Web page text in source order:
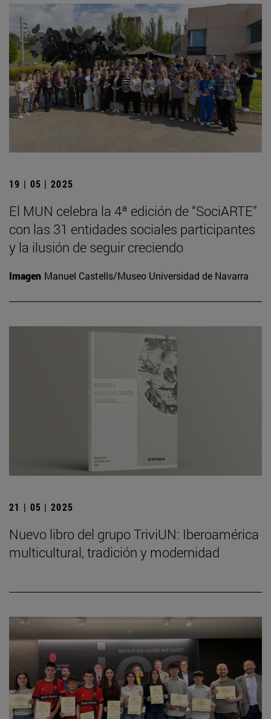
19 | 05 | 2025
El MUN celebra la 4ª edición de “SociARTE”
con las 31 entidades sociales participantes
y la ilusión de seguir creciendo
Imagen Manuel Castells/Museo Universidad de Navarra
21 | 05 | 2025
Nuevo libro del grupo TriviUN: Iberoamérica
multicultural, tradición y modernidad